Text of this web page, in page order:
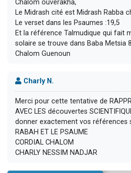
Chalom ouverakha,
Le Midrash cité est Midrash Rabba
Le verset dans les Psaumes :19,5
Et la référence Talmudique qui fait
solaire se trouve dans Baba Metsia
Chalom Guenoun
Charly N.
Merci pour cette tentative de
AVEC LES découvertes
donner exactement vos références
RABAH ET LE PSAUME
CORDIAL CHALOM
CHARLY NESSIM NADJAR